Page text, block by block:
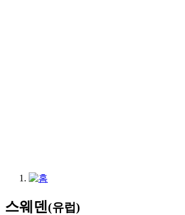
스웨덴(유럽)